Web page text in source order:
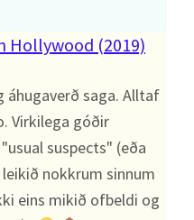
Hollywood (2019)
áhugaverð saga. Alltaf
Virkilega góðir
suspects" (eða
nokkrum sinnum
eins mikið ofbeldi og